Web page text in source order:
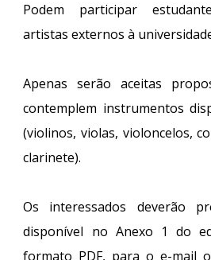
Podem participar
artistas externos à
Apenas serão aceitas
contemplem instrumentos
(violinos, violas, violoncelos,
clarinete).
Os interessados deverão
disponível no Anexo 1 do
formato PDF, para o e-mail